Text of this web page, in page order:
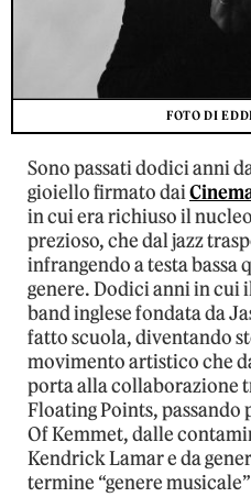
FOTO DI
Sono passati dodici anni
gioiello firmato dai
in cui era richiuso il
prezioso, che dal jazz
infrangendo a testa bassa
genere. Dodici anni in
band inglese fondata da
fatto scuola, diventando
movimento artistico che
porta alla collaborazione
Floating Points, passando
Of Kemmet, dalle
Kendrick Lamar e da
termine “genere